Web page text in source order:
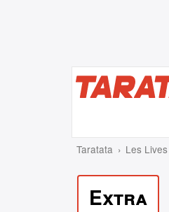
Taratata Les Lives
Extra